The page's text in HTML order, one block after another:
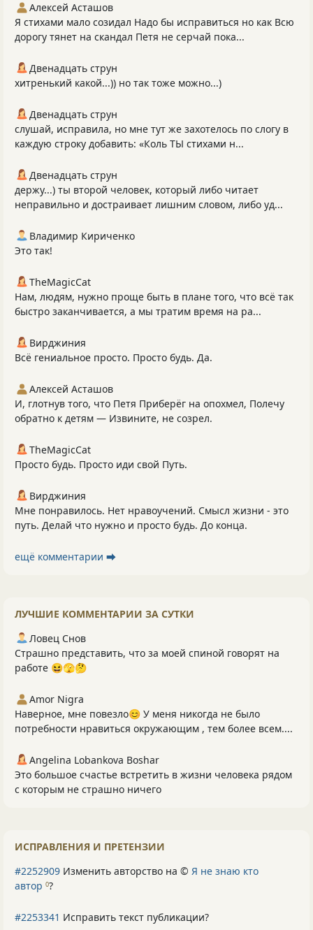
Алексей Асташов
Я стихами мало созидал Надо бы исправиться но как Всю
дорогу тянет на скандал Петя не серчай пока...
Двенадцать струн
хитренький какой...)) но так тоже можно...)
Двенадцать струн
слушай, исправила, но мне тут же захотелось по слогу в
каждую строку добавить: «Коль ТЫ стихами н...
Двенадцать струн
держу...) ты второй человек, который либо читает
неправильно и достраивает лишним словом, либо уд...
Владимир Кириченко
Это так!
TheMagicCat
Нам, людям, нужно проще быть в плане того, что всё так
быстро заканчивается, а мы тратим время на ра...
Вирджиния
Всё гениальное просто. Просто будь. Да.
Алексей Асташов
И, глотнув того, что Петя Приберёг на опохмел, Полечу
обратно к детям — Извините, не созрел.
TheMagicCat
Просто будь. Просто иди свой Путь.
Вирджиния
Мне понравилось. Нет нравоучений. Смысл жизни - это
путь. Делай что нужно и просто будь. До конца.
ещё комментарии ⮕
ЛУЧШИЕ КОММЕНТАРИИ ЗА СУТКИ
Ловец Снов
Страшно представить, что за моей спиной говорят на
работе 😆🫣🤔
Amor Nigra
Наверное, мне повезло😊 У меня никогда не было
потребности нравиться окружающим , тем более всем....
Angelina Lobankova Boshar
Это большое счастье встретить в жизни человека рядом
с которым не страшно ничего
ИСПРАВЛЕНИЯ И ПРЕТЕНЗИИ
#2252909 Изменить авторство на © Я не знаю кто
автор 0?
#2253341 Исправить текст публикации?